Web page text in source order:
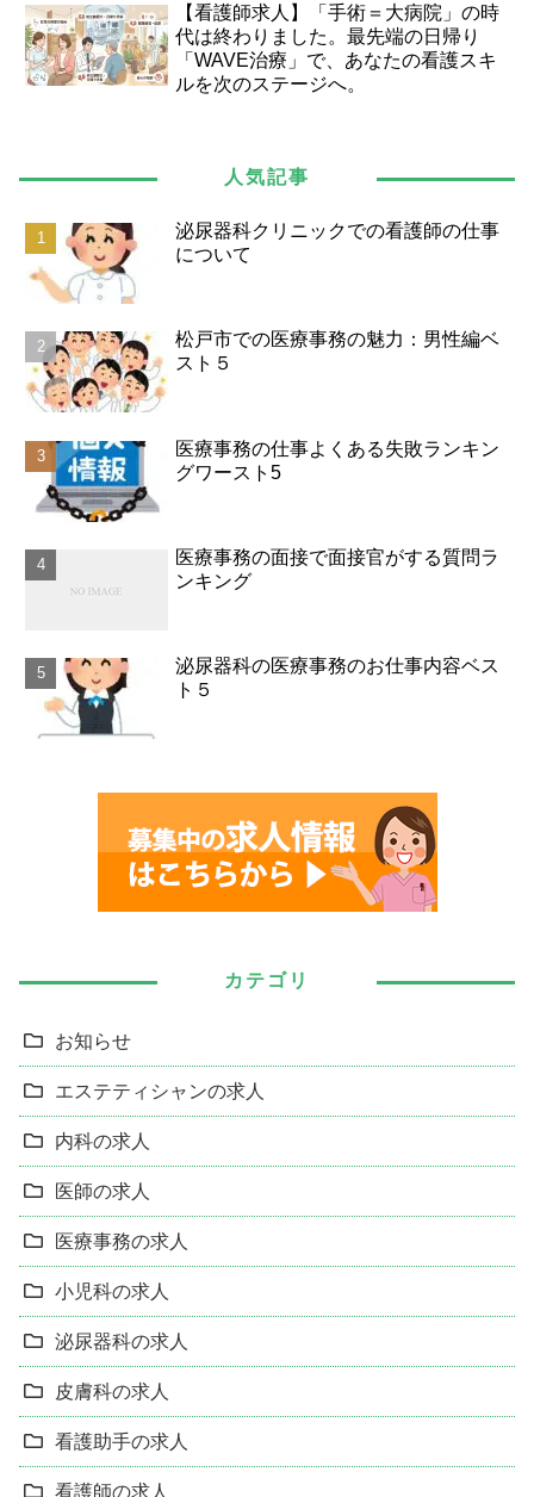
【看護師求人】「手術＝大病院」の時
代は終わりました。最先端の日帰り
「WAVE治療」で、あなたの看護スキ
ルを次のステージへ。
人気記事
泌尿器科クリニックでの看護師の仕事
について
松戸市での医療事務の魅力：男性編ベ
スト５
医療事務の仕事よくある失敗ランキン
グワースト5
医療事務の面接で面接官がする質問ラ
ンキング
泌尿器科の医療事務のお仕事内容ベス
ト５
カテゴリ
お知らせ
エステティシャンの求人
内科の求人
医師の求人
医療事務の求人
小児科の求人
泌尿器科の求人
皮膚科の求人
看護助手の求人
看護師の求人